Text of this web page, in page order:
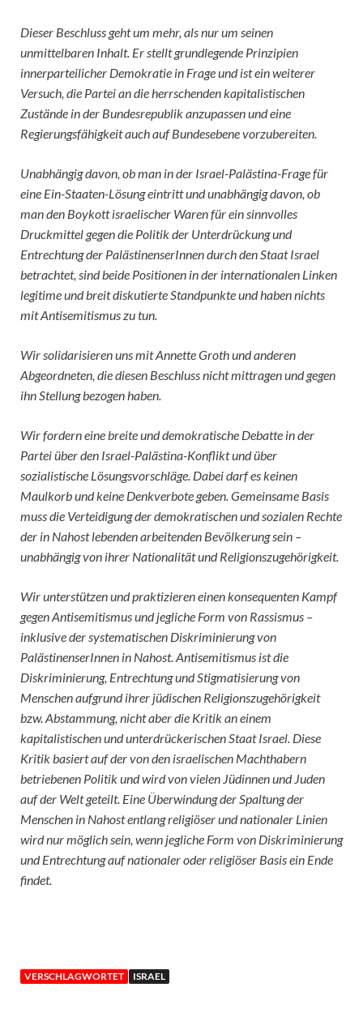
Dieser Beschluss geht um mehr, als nur um seinen
unmittelbaren Inhalt. Er stellt grundlegende Prinzipien
innerparteilicher Demokratie in Frage und ist ein weiterer
Versuch, die Partei an die herrschenden kapitalistischen
Zustände in der Bundesrepublik anzupassen und eine
Regierungsfähigkeit auch auf Bundesebene vorzubereiten.
Unabhängig davon, ob man in der Israel-Palästina-Frage für
eine Ein-Staaten-Lösung eintritt und unabhängig davon, ob
man den Boykott israelischer Waren für ein sinnvolles
Druckmittel gegen die Politik der Unterdrückung und
Entrechtung der PalästinenserInnen durch den Staat Israel
betrachtet, sind beide Positionen in der internationalen Linken
legitime und breit diskutierte Standpunkte und haben nichts
mit Antisemitismus zu tun.
Wir solidarisieren uns mit Annette Groth und anderen
Abgeordneten, die diesen Beschluss nicht mittragen und gegen
ihn Stellung bezogen haben.
Wir fordern eine breite und demokratische Debatte in der
Partei über den Israel-Palästina-Konflikt und über
sozialistische Lösungsvorschläge. Dabei darf es keinen
Maulkorb und keine Denkverbote geben. Gemeinsame Basis
muss die Verteidigung der demokratischen und sozialen Rechte
der in Nahost lebenden arbeitenden Bevölkerung sein –
unabhängig von ihrer Nationalität und Religionszugehörigkeit.
Wir unterstützen und praktizieren einen konsequenten Kampf
gegen Antisemitismus und jegliche Form von Rassismus –
inklusive der systematischen Diskriminierung von
PalästinenserInnen in Nahost. Antisemitismus ist die
Diskriminierung, Entrechtung und Stigmatisierung von
Menschen aufgrund ihrer jüdischen Religionszugehörigkeit
bzw. Abstammung, nicht aber die Kritik an einem
kapitalistischen und unterdrückerischen Staat Israel. Diese
Kritik basiert auf der von den israelischen Machthabern
betriebenen Politik und wird von vielen Jüdinnen und Juden
auf der Welt geteilt. Eine Überwindung der Spaltung der
Menschen in Nahost entlang religiöser und nationaler Linien
wird nur möglich sein, wenn jegliche Form von Diskriminierung
und Entrechtung auf nationaler oder religiöser Basis ein Ende
findet.
VERSCHLAGWORTET ISRAEL